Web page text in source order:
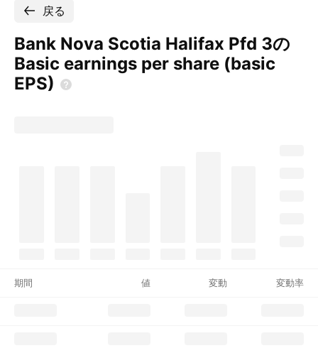
戻る
Bank Nova Scotia Halifax Pfd 3の
Basic earnings per share (basic
EPS)
期間 値 変動 変動率